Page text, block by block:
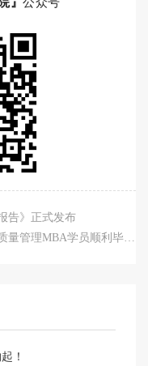
告》正式发布
管理MBA学员顺利毕业！
！